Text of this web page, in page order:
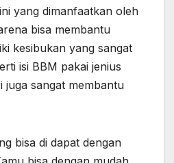
yang dimanfaatkan oleh
bisa membantu
kesibukan yang sangat
isi BBM pakai jenius
juga sangat membantu
bisa di dapat dengan